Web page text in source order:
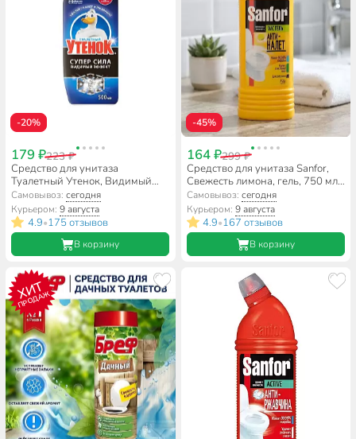
-20%
179 ₽223 ₽
Средство для унитаза
Туалетный Утенок, Видимый
Эффект, гель, 500 мл
Самовывоз:сегодня
Курьером:9 августа
4.9•175 отзывов
В корзину
-45%
164 ₽299 ₽
Средство для унитаза Sanfor,
Свежесть лимона, гель, 750 мл,
1550
Самовывоз: сегодня
Курьером: 9 августа
4.9•167 отзывов
В корзину
ХИТ
ПРОДАЖ